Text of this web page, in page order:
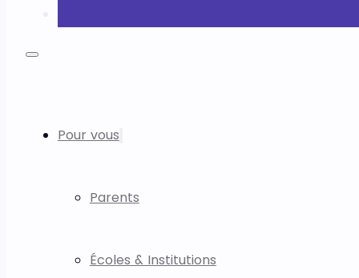
Pour vous
Parents
Écoles & Institutions